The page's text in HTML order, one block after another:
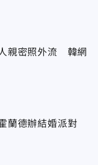
親密照外流 韓網
蘭德辦結婚派對